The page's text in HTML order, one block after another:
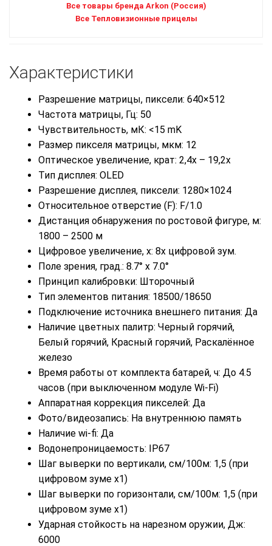
Все товары бренда Arkon (Россия)
Все Тепловизионные прицелы
Характеристики
Разрешение матрицы, пиксели: 640×512
Частота матрицы, Гц: 50
Чувствительность, мК: <15 mK
Размер пикселя матрицы, мкм: 12
Оптическое увеличение, крат: 2,4х – 19,2х
Тип дисплея: OLED
Разрешение дисплея, пиксели: 1280×1024
Относительное отверстие (F): F/1.0
Дистанция обнаружения по ростовой фигуре, м:
1800 – 2500 м
Цифровое увеличение, х: 8х цифровой зум.
Поле зрения, град.: 8.7° x 7.0°
Принцип калибровки: Шторочный
Тип элементов питания: 18500/18650
Подключение источника внешнего питания: Да
Наличие цветных палитр: Черный горячий,
Белый горячий, Красный горячий, Раскалённое
железо
Время работы от комплекта батарей, ч: До 4.5
часов (при выключенном модуле Wi-Fi)
Аппаратная коррекция пикселей: Да
Фото/видеозапись: На внутреннюю память
Наличие wi-fi: Да
Водонепроницаемость: IP67
Шаг выверки по вертикали, см/100м: 1,5 (при
цифровом зуме x1)
Шаг выверки по горизонтали, см/100м: 1,5 (при
цифровом зуме x1)
Ударная стойкость на нарезном оружии, Дж:
6000